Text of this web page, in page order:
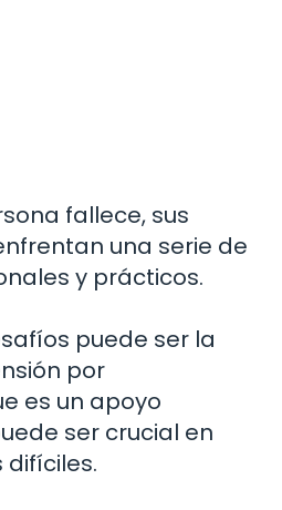
fallece, sus
una serie de
y prácticos.
puede ser la
por
es un apoyo
ser crucial en